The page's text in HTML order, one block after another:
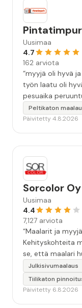
Uusimaa
4.7
162 arviota
“myyjä oli hyvä
työn laatu oli hyvä. moitteina: ensimmäinen
pesuaika
aika piti ja työn
murhe tuli koska
vuorokautta
pihallemme ja sulki hanan.
hommiin ja hyvä
Peltikaton
Päivitetty 4.8.2026
Sorcolor Oy
Uusimaa
4.4
7,127 arviota
“Maalarit ja
Kehityskohteita
se, että maalari
värin erot mitä
kohtaa
tilanteessa
Julkisivumaalaus
Tiilikaton
Päivitetty 6.8.2026